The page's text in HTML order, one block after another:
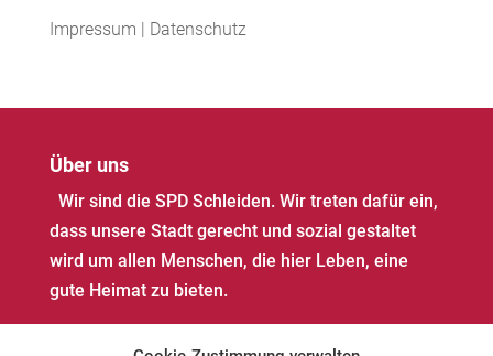
Impressum | Datenschutz
Über uns
Wir sind die SPD Schleiden. Wir treten dafür ein,
dass unsere Stadt gerecht und sozial gestaltet
wird um allen Menschen, die hier Leben, eine
gute Heimat zu bieten.